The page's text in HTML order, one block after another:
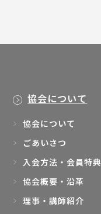
協会について
協会について
ごあいさつ
入会方法・会員特典
協会概要・沿革
理事・講師紹介